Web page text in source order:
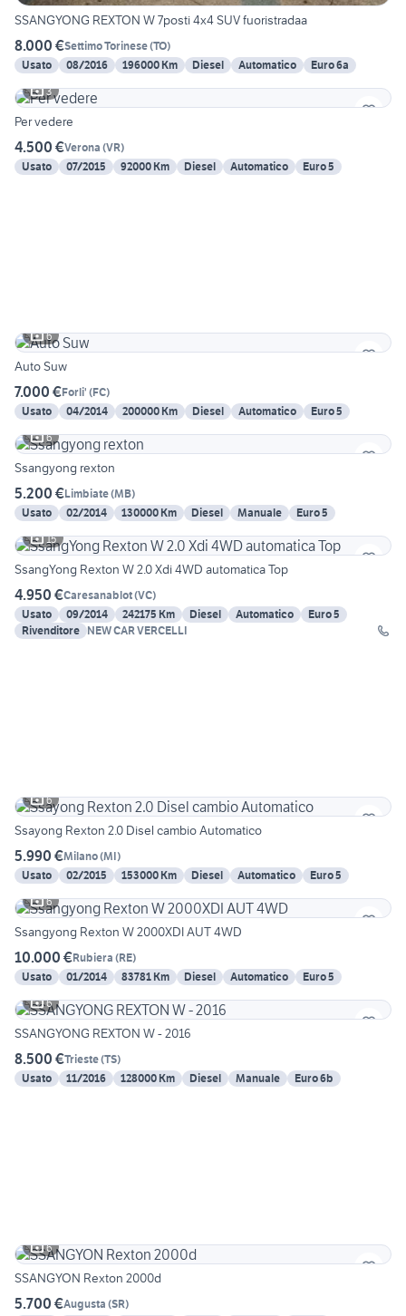
SSANGYONG REXTON W 7posti 4x4 SUV fuoristradaa
8.000 €Settimo Torinese(TO)
Usato
08/2016 196000 Km Diesel Automatico
Euro 6a
3
Per vedere
4.500 €Verona (VR)
Usato
07/2015 92000 Km Diesel Automatico Euro 5
6
Auto Suw
7.000 €Forli' (FC)
Usato
04/2014 200000 Km Diesel Automatico
Euro 5
6
Ssangyong rexton
5.200 €Limbiate(MB)
Usato
02/2014 130000 Km Diesel Manuale
Euro 5
15
SsangYong Rexton W 2.0 Xdi 4WD automatica Top
4.950 €Caresanablot(VC)
Usato
09/2014 242175 Km Diesel Automatico
Euro 5
Rivenditore NEW CAR VERCELLI
6
Ssayong Rexton 2.0 Disel cambio Automatico
5.990 €Milano(MI)
Usato
02/2015 153000 Km Diesel Automatico
Euro 5
6
Ssangyong Rexton W 2000XDI AUT 4WD
10.000 €Rubiera (RE)
Usato
01/2014 83781 Km Diesel Automatico
Euro 5
6
SSANGYONG REXTON W - 2016
8.500 €Trieste(TS)
Usato
11/2016 128000 Km Diesel Manuale Euro 6b
6
SSANGYON Rexton 2000d
5.700 €Augusta (SR)